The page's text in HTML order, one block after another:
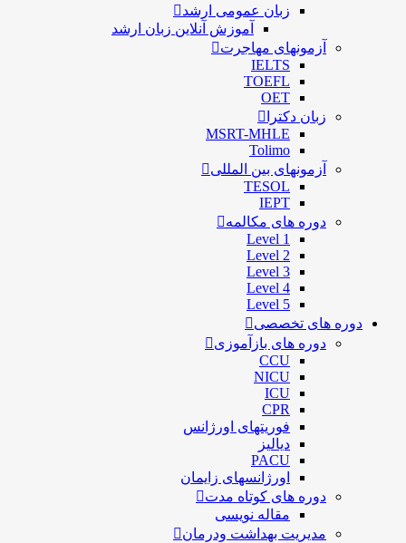
زبان عمومی ارشد
آموزش آنلاین زبان ارشد
آزمونهای مهاجرت
IELTS
TOEFL
OET
زبان دکترا
MSRT-MHLE
Tolimo
آزمونهای بین المللی
TESOL
IEPT
دوره های مکالمه
Level 1
Level 2
Level 3
Level 4
Level 5
دوره های تخصصی
دوره های بازآموزی
CCU
NICU
ICU
CPR
فوریتهای اورژانس
دیالیز
PACU
اورژانسهای زایمان
دوره های کوتاه مدت
مقاله نویسی
مدیریت بهداشت ودرمان